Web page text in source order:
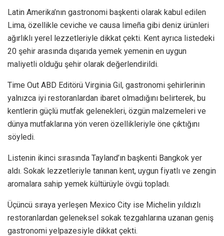
Latin Amerika’nın gastronomi başkenti olarak kabul edilen
Lima, özellikle ceviche ve causa limeña gibi deniz ürünleri
ağırlıklı yerel lezzetleriyle dikkat çekti. Kent ayrıca listedeki
20 şehir arasında dışarıda yemek yemenin en uygun
maliyetli olduğu şehir olarak değerlendirildi.
Time Out ABD Editörü Virginia Gil, gastronomi şehirlerinin
yalnızca iyi restoranlardan ibaret olmadığını belirterek, bu
kentlerin güçlü mutfak gelenekleri, özgün malzemeleri ve
dünya mutfaklarına yön veren özellikleriyle öne çıktığını
söyledi.
Listenin ikinci sırasında Tayland’ın başkenti Bangkok yer
aldı. Sokak lezzetleriyle tanınan kent, uygun fiyatlı ve zengin
aromalara sahip yemek kültürüyle övgü topladı.
Üçüncü sıraya yerleşen Mexico City ise Michelin yıldızlı
restoranlardan geleneksel sokak tezgahlarına uzanan geniş
gastronomi yelpazesiyle dikkat çekti.